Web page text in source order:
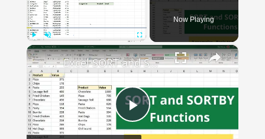
Play Unmute Fullscreen
Now Playing
×
Play
Excel SORT and SORTBY Functions - 3 Examples of Excel Sort Formulas